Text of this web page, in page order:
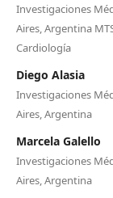
Investigaciones
Aires, Argentina
Cardiología
Diego Alasia
Investigaciones
Aires, Argentina
Marcela Galello
Investigaciones
Aires, Argentina